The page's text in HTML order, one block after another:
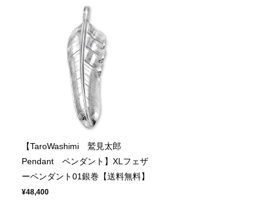
【TaroWashimi 鷲見太郎
Pendant ペンダント】XLフェザ
ーペンダント01銀巻【送料無料】
¥48,400